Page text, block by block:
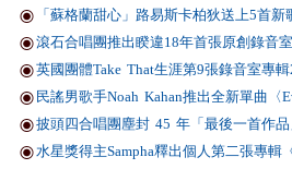
「蘇格蘭甜心」路易斯卡柏狄送上5首新
滾石合唱團推出睽違18年首張原創錄音室
英國團體Take That生涯第9張錄音室專
民謠男歌手Noah Kahan推出全新單曲〈
披頭四合唱團塵封 45 年「最後一首作
水星獎得主Sampha釋出個人第二張專輯